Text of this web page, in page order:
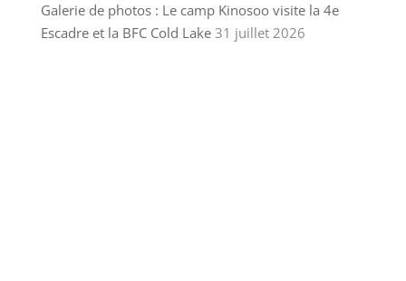
Galerie de photos : Le camp Kinosoo visite la 4e
Escadre et la BFC Cold Lake 31 juillet 2026